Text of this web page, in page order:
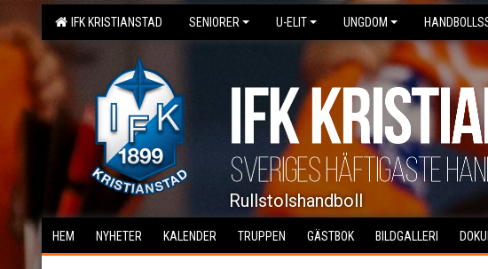
IFK KRISTIANSTAD SENIORER U-ELIT UNGDOM
Rullstolshandboll
HEM NYHETER KALENDER TRUPPEN GÄSTBOK BILDGALLERI